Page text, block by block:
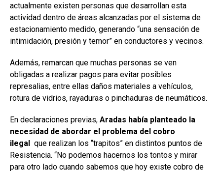
actualmente existen personas que desarrollan esta
actividad dentro de áreas alcanzadas por el sistema de
estacionamiento medido, generando “una sensación de
intimidación, presión y temor” en conductores y vecinos.
Además, remarcan que muchas personas se ven
obligadas a realizar pagos para evitar posibles
represalias, entre ellas daños materiales a vehículos,
rotura de vidrios, rayaduras o pinchaduras de neumáticos.
En declaraciones previas, Aradas había planteado la
necesidad de abordar el problema del cobro
ilegal que realizan los “trapitos” en distintos puntos de
Resistencia. “No podemos hacernos los tontos y mirar
para otro lado cuando sabemos que hoy existe cobro de